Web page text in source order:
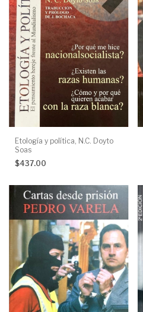
Etología y política, N.C. Doyto
Soas
$437.00